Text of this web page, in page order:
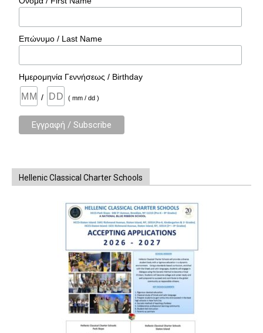
Επώνυμο / Last Name
Ημερομηνία Γεννήσεως / Birthday
/ ( mm / dd )
Hellenic Classical Charter Schools